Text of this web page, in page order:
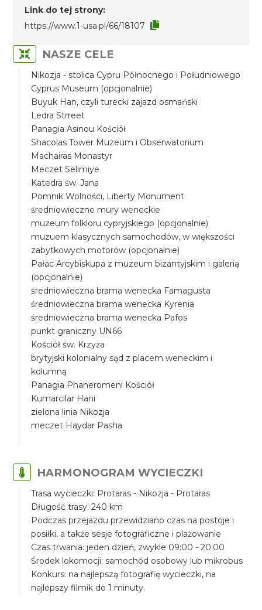
Link do tej strony:
https://www.1-usa.pl/66/18107
NASZE CELE
Nikozja - stolica Cypru Północnego i Południowego
Cyprus Museum (opcjonalnie)
Buyuk Han, czyli turecki zajazd osmański
Ledra Strreet
Panagia Asinou Kościół
Shacolas Tower Muzeum i Obserwatorium
Machairas Monastyr
Meczet Selimiye
Katedra św. Jana
Pomnik Wolności, Liberty Monument
średniowieczne mury weneckie
muzeum folkloru cypryjskiego (opcjonalnie)
muzuem klasycznych samochodów, w większości
zabytkowych motorów (opcjonalnie)
Pałac Arcybiskupa z muzeum bizantyjskim i galerią
(opcjonalnie)
średniowieczna brama wenecka Famagusta
średniowieczna brama wenecka Kyrenia
średniowieczna brama wenecka Pafos
punkt graniczny UN66
Kościół św. Krzyża
brytyjski kolonialny sąd z placem weneckim i
kolumną
Panagia Phaneromeni Kościół
Kumarcilar Hani
zielona linia Nikozja
meczet Haydar Pasha
HARMONOGRAM WYCIECZKI
Trasa wycieczki: Protaras - Nikozja - Protaras
Długość trasy: 240 km
Podczas przejazdu przewidziano czas na postoje i
posiłki, a także sesje fotograficzne i plażowanie
Czas trwania: jeden dzień, zwykle 09:00 - 20:00
Środek lokomocji: samochód osobowy lub mikrobus
Konkurs: na najlepszą fotografię wycieczki, na
najlepszy filmik do 1 minuty.